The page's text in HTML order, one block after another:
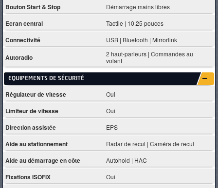
Bouton Start & Stop Démarrage mains libres
Ecran central Tactile | 10.25 pouces
Connectivité USB | Bluetooth | Mirrorlink
Autoradio
2 haut-parleurs | Commandes au
volant
EQUIPEMENTS DE SÉCURITÉ
Régulateur de vitesse Oui
Limiteur de vitesse Oui
Direction assistée EPS
Aide au stationnement Radar de recul | Caméra de recul
Aide au démarrage en côte Autohold | HAC
Fixations ISOFIX Oui